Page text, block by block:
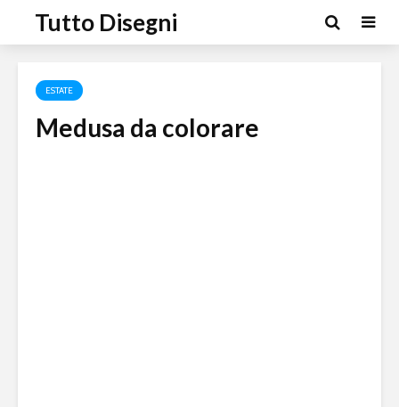
Tutto Disegni
ESTATE
Medusa da colorare